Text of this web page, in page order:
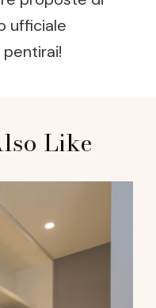
ufficiale
pentirai!
Like